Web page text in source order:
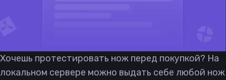
Хочешь протестировать нож перед покупкой? На
локальном сервере можно выдать себе любой нож